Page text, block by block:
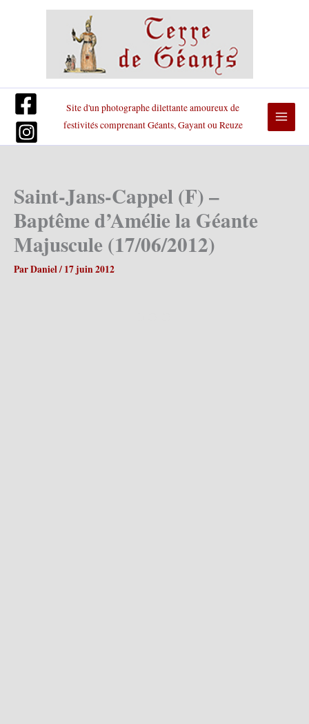
Site d'un photographe dilettante amoureux de
festivités comprenant Géants, Gayant ou Reuze
Saint-Jans-Cappel (F) –
Baptême d’Amélie la Géante
Majuscule (17/06/2012)
ParDaniel/ 17 juin 2012